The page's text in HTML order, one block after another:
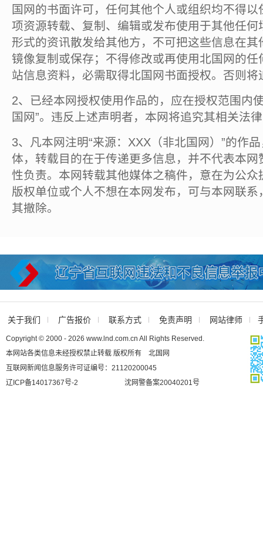
国网的书面许可，任何其他个人或组织均不得
项资源转载、复制、编辑或发布使用于其他任
形式的资讯散发给其他方，不可把这些信息在
镜像复制或保存；不得修改或再使用北国网的
站信息资料，必需取得北国网书面授权。否则将
2、已经本网授权使用作品的，应在授权范围内
国网”。违反上述声明者，本网将追究其相关法
3、凡本网注明“来源：XXX（非北国网）”的作
体，转载目的在于传递更多信息，并不代表本
性负责。本网转载其他媒体之稿件，意在为公
版权单位或个人不想在本网发布，可与本网联
其撤除。
关于我们 广告报价 联系方式 免责声明 网站律师
Copyright © 2000 - 2026 www.lnd.com.cn All Rights Reserved.
本网站各类信息未经授权禁止转载 版权所有 北国网
互联网新闻信息服务许可证编号：21120200045
辽ICP备14017367号-2
沈网警备案20040201号